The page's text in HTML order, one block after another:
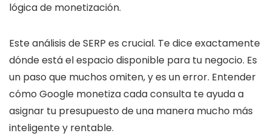
lógica de monetización.
Este análisis de SERP es crucial. Te dice exactamente
dónde está el espacio disponible para tu negocio. Es
un paso que muchos omiten, y es un error. Entender
cómo Google monetiza cada consulta te ayuda a
asignar tu presupuesto de una manera mucho más
inteligente y rentable.